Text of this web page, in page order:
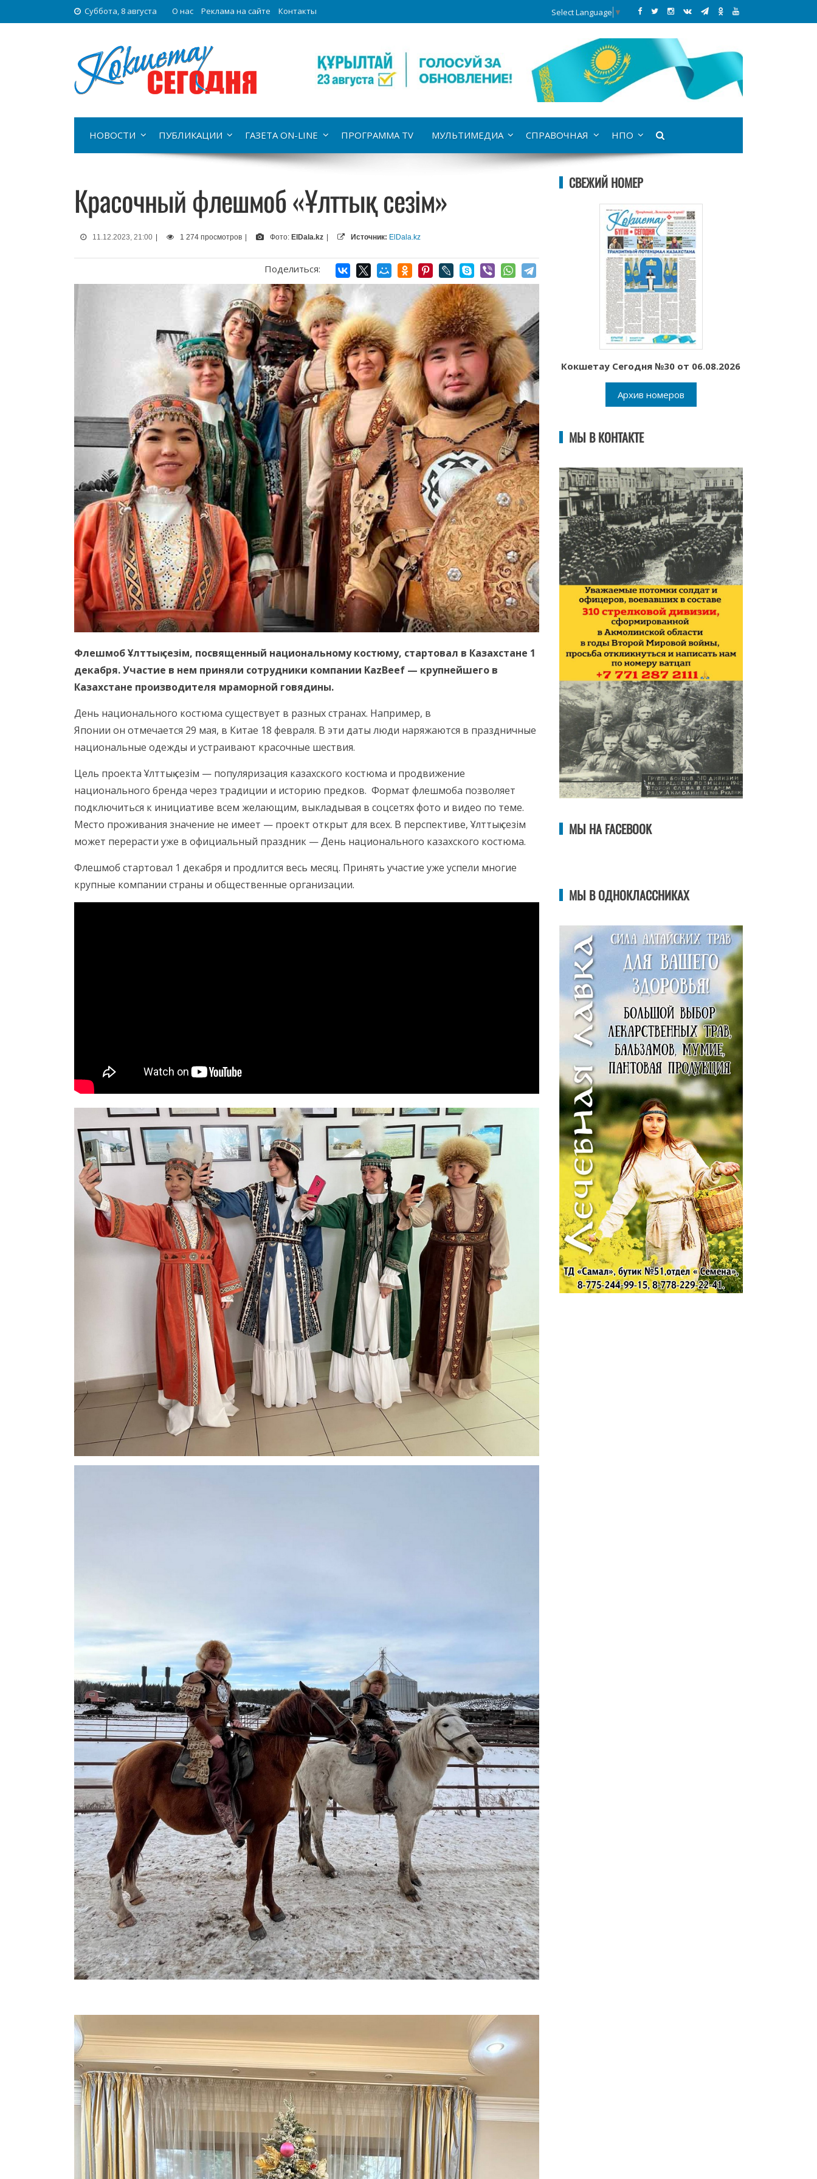
Суббота, 8 августа О нас Реклама на сайте Контакты Select Language ▼
НОВОСТИ ПУБЛИКАЦИИ ГАЗЕТА ON-LINE ПРОГРАММА TV МУЛЬТИМЕДИА СПРАВОЧНАЯ НПО
Красочный флешмоб «Ұлттық сезім»
11.12.2023, 21:00 | 1 274 просмотров | Фото: ElDala.kz | Источник: ElDala.kz
Поделиться:
Флешмоб Ұлттық сезім, посвященный национальному костюму, стартовал в Казахстане 1
декабря. Участие в нем приняли сотрудники компании KazBeef — крупнейшего в
Казахстане производителя мраморной говядины.
День национального костюма существует в разных странах. Например, в
Японии он отмечается 29 мая, в Китае 18 февраля. В эти даты люди наряжаются в праздничные
национальные одежды и устраивают красочные шествия.
Цель проекта Ұлттық сезім — популяризация казахского костюма и продвижение
национального бренда через традиции и историю предков. Формат флешмоба позволяет
подключиться к инициативе всем желающим, выкладывая в соцсетях фото и видео по теме.
Место проживания значение не имеет — проект открыт для всех. В перспективе,Ұлттық сезім
может перерасти уже в официальный праздник — День национального казахского костюма.
Флешмоб стартовал 1 декабря и продлится весь месяц. Принять участие уже успели многие
крупные компании страны и общественные организации.
СВЕЖИЙ НОМЕР
Кокшетау Сегодня №30 от 06.08.2026
Архив номеров
МЫ В КОНТАКТЕ
МЫ НА FACEBOOK
МЫ В ОДНОКЛАССНИКАХ